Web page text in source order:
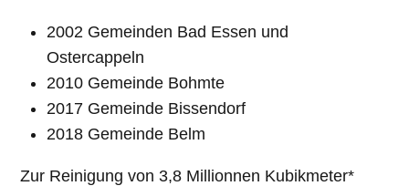
2002 Gemeinden Bad Essen und
Ostercappeln
2010 Gemeinde Bohmte
2017 Gemeinde Bissendorf
2018 Gemeinde Belm
Zur Reinigung von 3,8 Millionnen Kubikmeter*